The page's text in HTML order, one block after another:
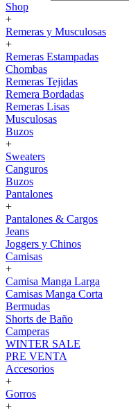
Shop
+
Remeras y Musculosas
+
Remeras Estampadas
Chombas
Remeras Tejidas
Remera Bordadas
Remeras Lisas
Musculosas
Buzos
+
Sweaters
Canguros
Buzos
Pantalones
+
Pantalones & Cargos
Jeans
Joggers y Chinos
Camisas
+
Camisa Manga Larga
Camisas Manga Corta
Bermudas
Shorts de Baño
Camperas
WINTER SALE
PRE VENTA
Accesorios
+
Gorros
+